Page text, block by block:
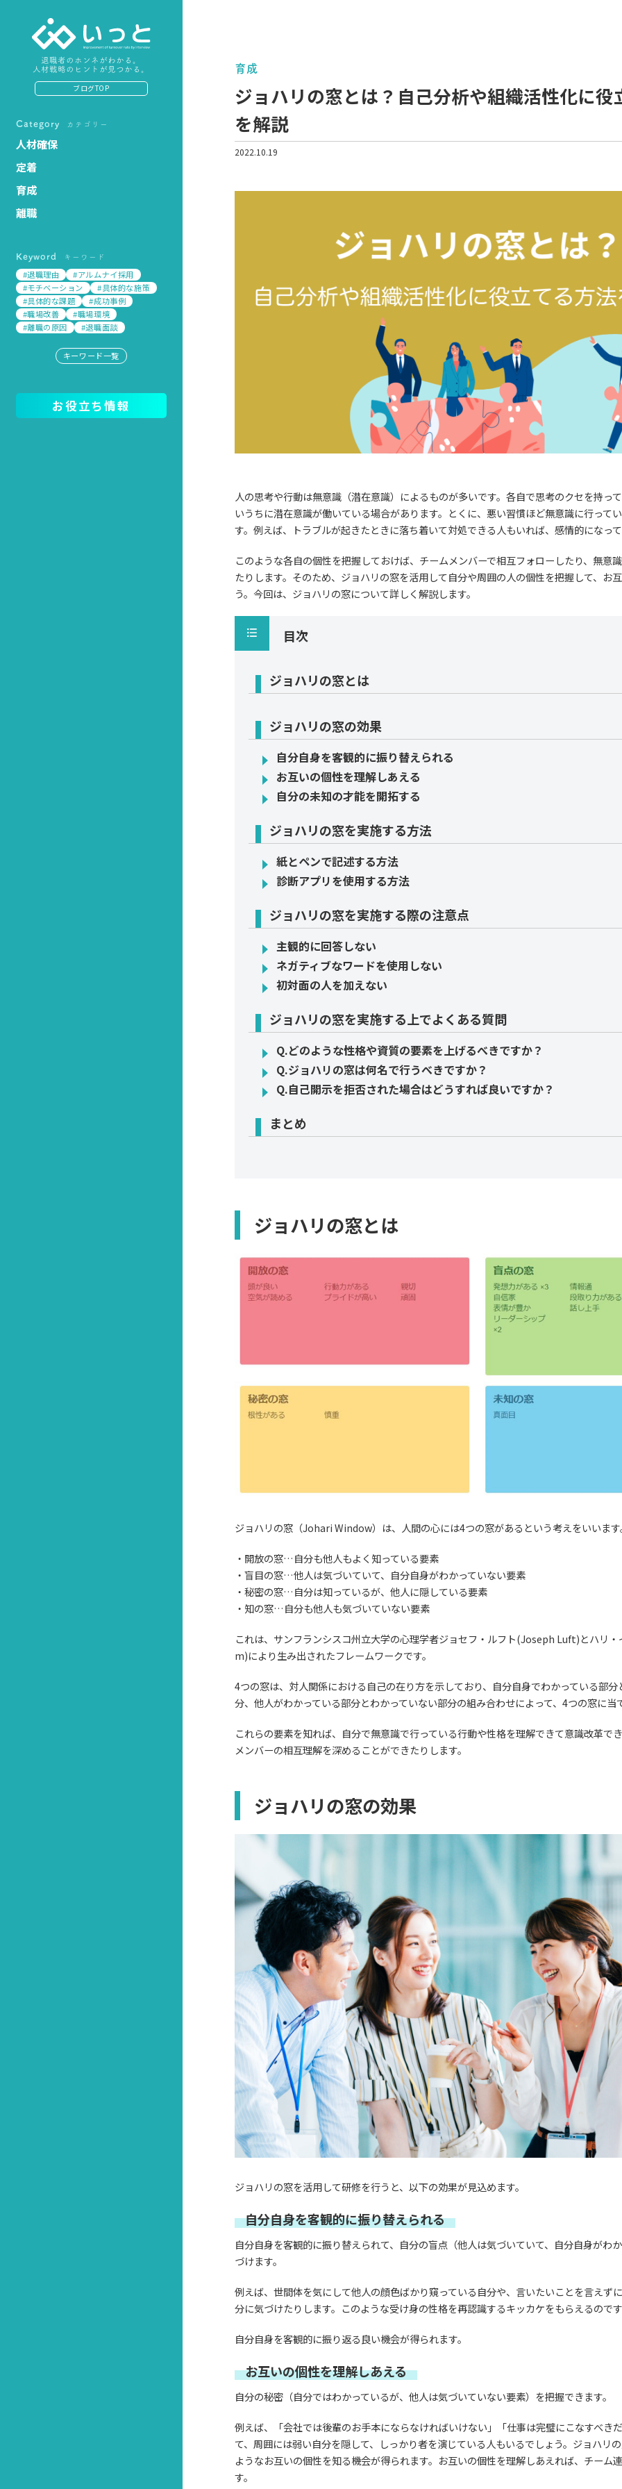
退職者のホンネがわかる。
人材戦略のヒントが見つかる。
ブログTOP
Category カテゴリー
人材確保
定着
育成
離職
Keyword キーワード
#退職理由
#アルムナイ採用
#モチベーション
#具体的な施策
#具体的な課題
#成功事例
#職場改善
#職場環境
#離職の原因
#退職面談
キーワード一覧
お役立ち情報
育成
ジョハリの窓とは？自己分析や組織活性化に役
を解説
2022.10.19
人の思考や行動は無意識（潜在意識）によるものが多いです。各自で思考のクセを持っ
いうちに潜在意識が働いている場合があります。とくに、悪い習慣ほど無意識に行って
す。例えば、トラブルが起きたときに落ち着いて対処できる人もいれば、感情的になっ
このような各自の個性を把握しておけば、チームメンバーで相互フォローしたり、無意
たりします。そのため、ジョハリの窓を活用して自分や周囲の人の個性を把握して、お
う。今回は、ジョハリの窓について詳しく解説します。
目次
ジョハリの窓とは
ジョハリの窓の効果
自分自身を客観的に振り替えられる
お互いの個性を理解しあえる
自分の未知の才能を開拓する
ジョハリの窓を実施する方法
紙とペンで記述する方法
診断アプリを使用する方法
ジョハリの窓を実施する際の注意点
主観的に回答しない
ネガティブなワードを使用しない
初対面の人を加えない
ジョハリの窓を実施する上でよくある質問
Q.どのような性格や資質の要素を上げるべきですか？
Q.ジョハリの窓は何名で行うべきですか？
Q.自己開示を拒否された場合はどうすれば良いですか？
まとめ
ジョハリの窓とは
ジョハリの窓（Johari Window）は、人間の心には4つの窓があるという考えをいいま
・開放の窓…自分も他人もよく知っている要素
・盲目の窓…他人は気づいていて、自分自身がわかっていない要素
・秘密の窓…自分は知っているが、他人に隠している要素
・知の窓…自分も他人も気づいていない要素
これは、サンフランシスコ州立大学の心理学者ジョセフ・ルフト(Joseph Luft)とハリ
m)により生み出されたフレームワークです。
4つの窓は、対人関係における自己の在り方を示しており、自分自身でわかっている部分
分、他人がわかっている部分とわかっていない部分の組み合わせによって、4つの窓に当
これらの要素を知れば、自分で無意識で行っている行動や性格を理解できて意識改革で
メンバーの相互理解を深めることができたりします。
ジョハリの窓の効果
ジョハリの窓を活用して研修を行うと、以下の効果が見込めます。
自分自身を客観的に振り替えられる
自分自身を客観的に振り替えられて、自分の盲点（他人は気づいていて、自分自身がわ
づけます。
例えば、世間体を気にして他人の顔色ばかり窺っている自分や、言いたいことを言えず
分に気づけたりします。このような受け身の性格を再認識するキッカケをもらえるので
自分自身を客観的に振り返る良い機会が得られます。
お互いの個性を理解しあえる
自分の秘密（自分ではわかっているが、他人は気づいていない要素）を把握できます。
例えば、「会社では後輩のお手本にならなければいけない」「仕事は完璧にこなすべき
て、周囲には弱い自分を隠して、しっかり者を演じている人もいるでしょう。ジョハリ
ようなお互いの個性を知る機会が得られます。お互いの個性を理解しあえれば、チーム
す。